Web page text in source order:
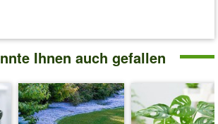
Ihnen auch gefallen